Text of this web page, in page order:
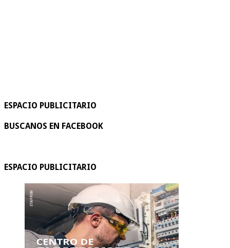
ESPACIO PUBLICITARIO
BUSCANOS EN FACEBOOK
ESPACIO PUBLICITARIO